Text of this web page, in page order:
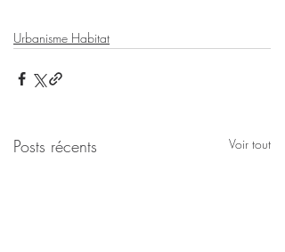
Urbanisme Habitat
Posts récents Voir tout